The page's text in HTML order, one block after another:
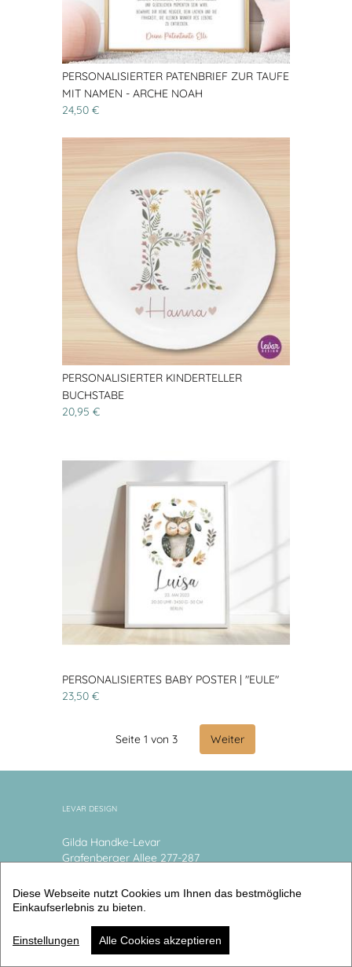
PERSONALISIERTER PATENBRIEF ZUR TAUFE
MIT NAMEN - ARCHE NOAH
24,50 €
PERSONALISIERTER KINDERTELLER
BUCHSTABE
20,95 €
PERSONALISIERTES BABY POSTER | "EULE"
23,50 €
Seite 1 von 3 Weiter
LEVAR DESIGN
Gilda Handke-Levar
Grafenberger Allee 277-287
Deutschland
Telefon: 017653917718
Diese Webseite nutzt Cookies um Ihnen das bestmögliche
Einkaufserlebnis zu bieten.
Einstellungen Alle Cookies akzeptieren